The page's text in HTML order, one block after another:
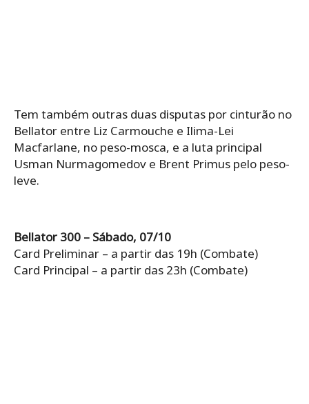
Tem também outras duas disputas por cinturão no
Bellator entre Liz Carmouche e Ilima-Lei
Macfarlane, no peso-mosca, e a luta principal
Usman Nurmagomedov e Brent Primus pelo peso-
leve.
Bellator 300 – Sábado, 07/10
Card Preliminar – a partir das 19h (Combate)
Card Principal – a partir das 23h (Combate)